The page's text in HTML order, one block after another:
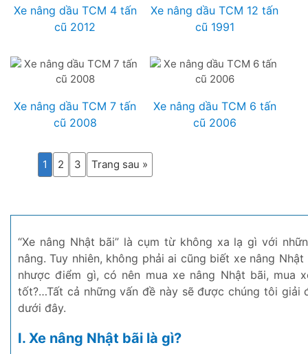
Xe nâng dầu TCM 4 tấn
cũ 2012
Xe nâng dầu TCM 12 tấn
cũ 1991
Xe nâng dầu TCM 7 tấn
cũ 2008
Xe nâng dầu TCM 6 tấn
cũ 2006
1 2 3 Trang sau »
“Xe nâng Nhật bãi” là cụm từ không xa lạ gì với
nâng. Tuy nhiên, không phải ai cũng biết xe nâng
nhược điểm gì, có nên mua xe nâng Nhật bãi, mua
tốt?…Tất cả những vấn đề này sẽ được chúng tôi giải
dưới đây.
I. Xe nâng Nhật bãi là gì?